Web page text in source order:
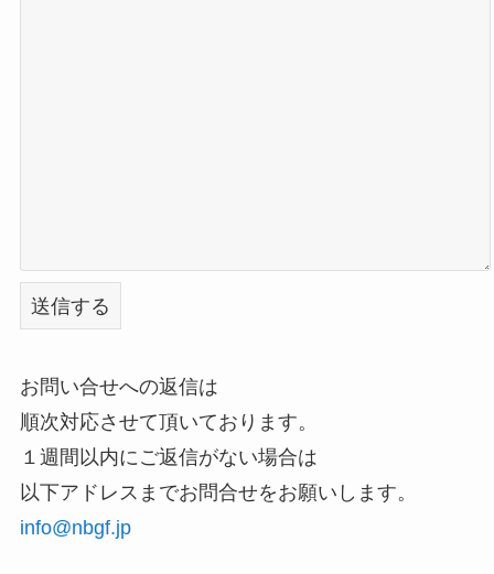
お問い合せへの返信は
順次対応させて頂いております。
１週間以内にご返信がない場合は
以下アドレスまでお問合せをお願いします。
info@nbgf.jp